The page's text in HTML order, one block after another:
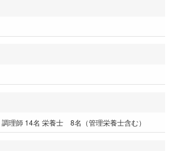
理師 14名 栄養士 8名（管理栄養士含む）